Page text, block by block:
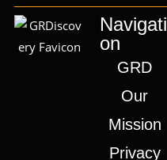
Navigati
on
GRD
Our
Mission
Privacy